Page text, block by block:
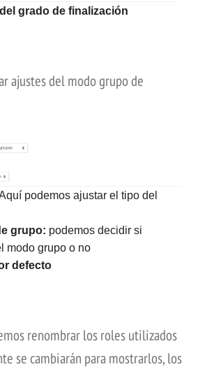
grado de finalización
ajustes del modo grupo de
podemos ajustar el tipo del
grupo: podemos decidir si
modo grupo o no
defecto
renombrar los roles utilizados
se cambiarán para mostrarlos, los